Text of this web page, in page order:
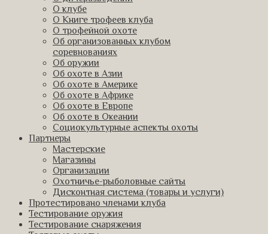
О клубе
О Книге трофеев клуба
О трофейной охоте
Об организованных клубом
соревнованиях
Об оружии
Об охоте в Азии
Об охоте в Америке
Об охоте в Африке
Об охоте в Европе
Об охоте в Океании
Социокультурные аспекты охоты
Партнеры
Мастерские
Магазины
Организации
Охотничье-рыболовные сайты
Дисконтная система (товары и услуги)
Протестировано членами клуба
Тестирование оружия
Тестирование снаряжения